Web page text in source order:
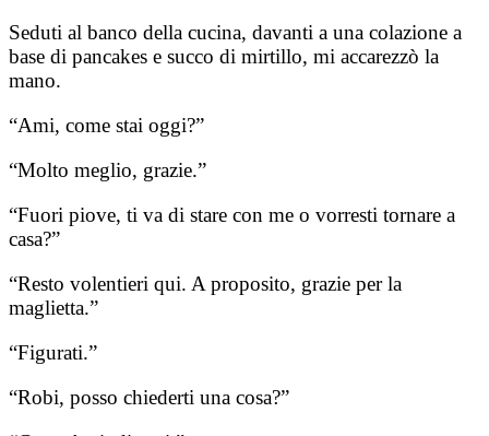
Seduti al banco della cucina, davanti a una colazione a
base di pancakes e succo di mirtillo, mi accarezzò la
mano.
“Ami, come stai oggi?”
“Molto meglio, grazie.”
“Fuori piove, ti va di stare con me o vorresti tornare a
casa?”
“Resto volentieri qui. A proposito, grazie per la
maglietta.”
“Figurati.”
“Robi, posso chiederti una cosa?”